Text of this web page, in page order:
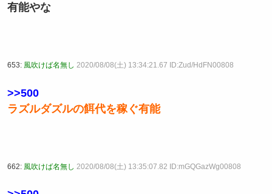
有能やな
653: 風吹けば名無し 2020/08/08(土) 13:34:21.67 ID:Zud/HdFN00808
>>500
ラズルダズルの餌代を稼ぐ有能
662: 風吹けば名無し 2020/08/08(土) 13:35:07.82 ID:mGQGazWg00808